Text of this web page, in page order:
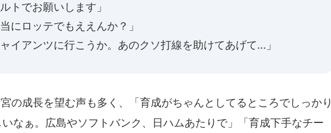
トでお願いします」
にロッテでもええんか？」
ャイアンツに行こうか。あのクソ打線を助けてあげて...」
の成長を望む声も多く、「育成がちゃんとしてるところでしっかり
なぁ。広島やソフトバンク、日ハムあたりで」「育成下手なチー